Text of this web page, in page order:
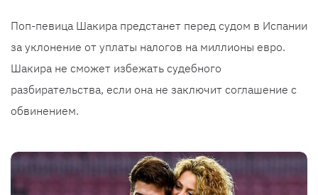
Поп-певица Шакира предстанет перед судом в Испании
за уклонение от уплаты налогов на миллионы евро.
Шакира не сможет избежать судебного
разбирательства, если она не заключит соглашение с
обвинением.